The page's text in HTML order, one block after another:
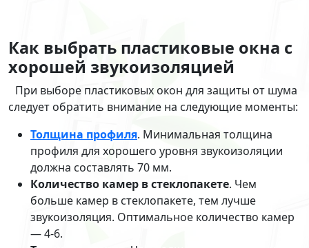
Как выбрать пластиковые окна с
хорошей звукоизоляцией
При выборе пластиковых окон для защиты от шума
следует обратить внимание на следующие моменты:
Толщина профиля. Минимальная толщина
профиля для хорошего уровня звукоизоляции
должна составлять 70 мм.
Количество камер в стеклопакете. Чем
больше камер в стеклопакете, тем лучше
звукоизоляция. Оптимальное количество камер
— 4-6.